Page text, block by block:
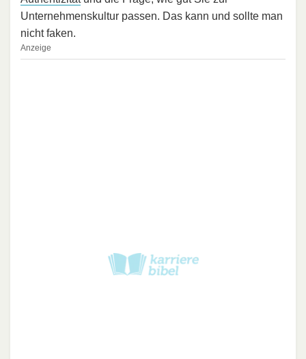
Unternehmenskultur passen. Das kann und sollte man
nicht faken.
Anzeige